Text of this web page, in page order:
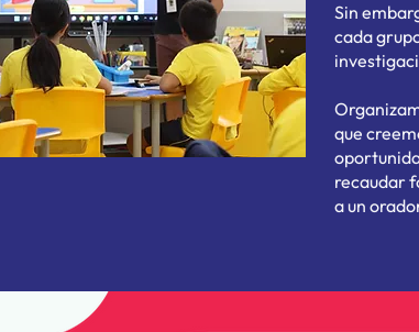
Sin
cada
que
recaudar
a un